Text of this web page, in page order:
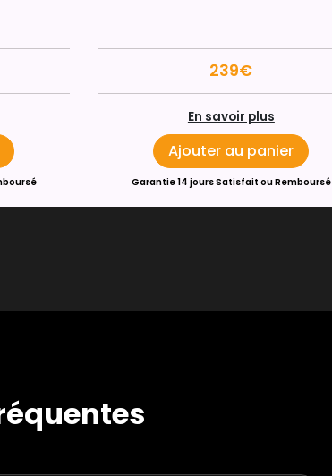
239€
En savoir plus
Ajouter au panier
Garantie 14 jours Satisfait ou Remboursé